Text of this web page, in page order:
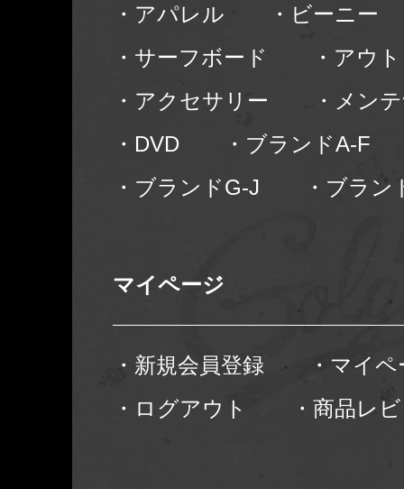
・アパレル
・ビーニー
・サーフボード
・アウ
・アクセサリー
・メン
・DVD
・ブランドA-F
・ブランドG-J
・ブラン
マイページ
・新規会員登録
・マイ
・ログアウト
・商品レ